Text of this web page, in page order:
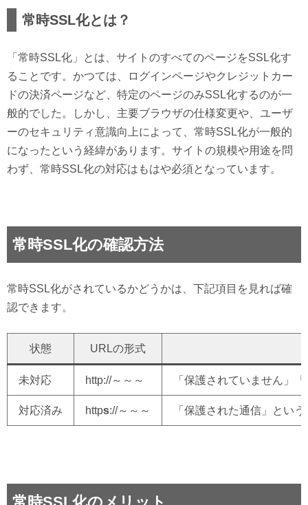
常時SSL化とは？
「常時SSL化」とは、サイトのすべてのページをSSL化す
ることです。かつては、ログインページやクレジットカー
ドの決済ページなど、特定のページのみSSL化するのが一
般的でした。しかし、主要ブラウザの仕様変更や、ユーザ
ーのセキュリティ意識向上によって、常時SSL化が一般的
になったという経緯があります。サイトの規模や用途を問
わず、常時SSL化の対応はもはや必須となっています。
常時SSL化の確認方法
常時SSL化がされているかどうかは、下記項目を見れば確
認できます。
状態 URLの形式
未対応 http://～～～ 「保護されていません」
対応済み https://～～～ 「保護された通信」とい